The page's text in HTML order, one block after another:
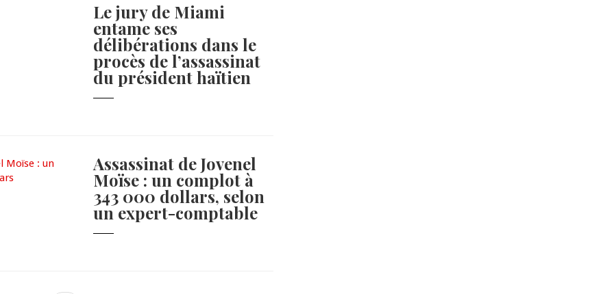
Le jury de Miami
entame ses
délibérations dans le
procès de l’assassinat
du président haïtien
Assassinat de Jovenel
Moïse : un complot à
343 000 dollars, selon
un expert-comptable